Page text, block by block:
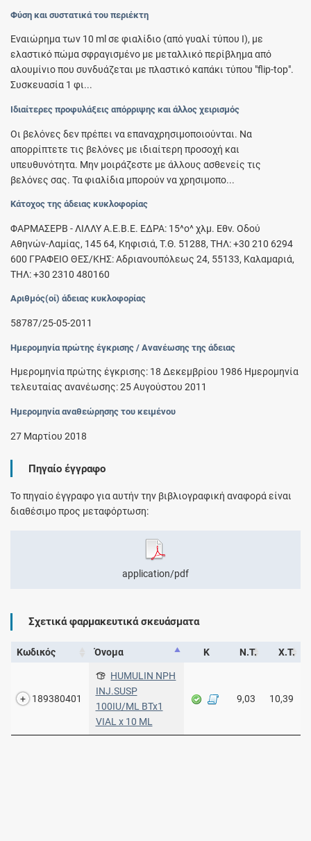
Φύση και συστατικά του περιέκτη
Eναιώρημα των 10 ml σε φιαλίδιο (από γυαλί τύπου Ι), με
ελαστικό πώμα σφραγισμένο με μεταλλικό περίβλημα από
αλουμίνιο που συνδυάζεται με πλαστικό καπάκι τύπου "flip-top".
Συσκευασία 1 φι...
Ιδιαίτερες προφυλάξεις απόρριψης και άλλος χειρισμός
Οι βελόνες δεν πρέπει να επαναχρησιμοποιούνται. Να
απορρίπτετε τις βελόνες με ιδιαίτερη προσοχή και
υπευθυνότητα. Μην μοιράζεστε με άλλους ασθενείς τις
βελόνες σας. Τα φιαλίδια μπορούν να χρησιμοπο...
Κάτοχος της άδειας κυκλοφορίας
ΦΑΡΜΑΣΕΡΒ - ΛΙΛΛΥ Α.Ε.Β.Ε. ΕΔΡΑ: 15^ο^ χλμ. Εθν. Οδού
Αθηνών-Λαμίας, 145 64, Κηφισιά, Τ.Θ. 51288, ΤΗΛ: +30 210 6294
600 ΓΡΑΦΕΙΟ ΘΕΣ/ΚΗΣ: Αδριανουπόλεως 24, 55133, Καλαμαριά,
ΤΗΛ: +30 2310 480160
Αριθμός(οί) άδειας κυκλοφορίας
58787/25-05-2011
Ημερομηνία πρώτης έγκρισης / Ανανέωσης της άδειας
Ημερομηνία πρώτης έγκρισης: 18 Δεκεμβρίου 1986 Ημερομηνία
τελευταίας ανανέωσης: 25 Αυγούστου 2011
Ημερομηνία αναθεώρησης του κειμένου
27 Μαρτίου 2018
Πηγαίο έγγραφο
Το πηγαίο έγγραφο για αυτήν την βιβλιογραφική αναφορά είναι
διαθέσιμο προς μεταφόρτωση:
application/pdf
Σχετικά φαρμακευτικά σκευάσματα
Κωδικός Όνομα Κ Ν.Τ. Χ.Τ.
189380401
HUMULIN NPH
INJ.SUSP
100IU/ML BTx1
VIAL x 10 ML
9,03 10,39